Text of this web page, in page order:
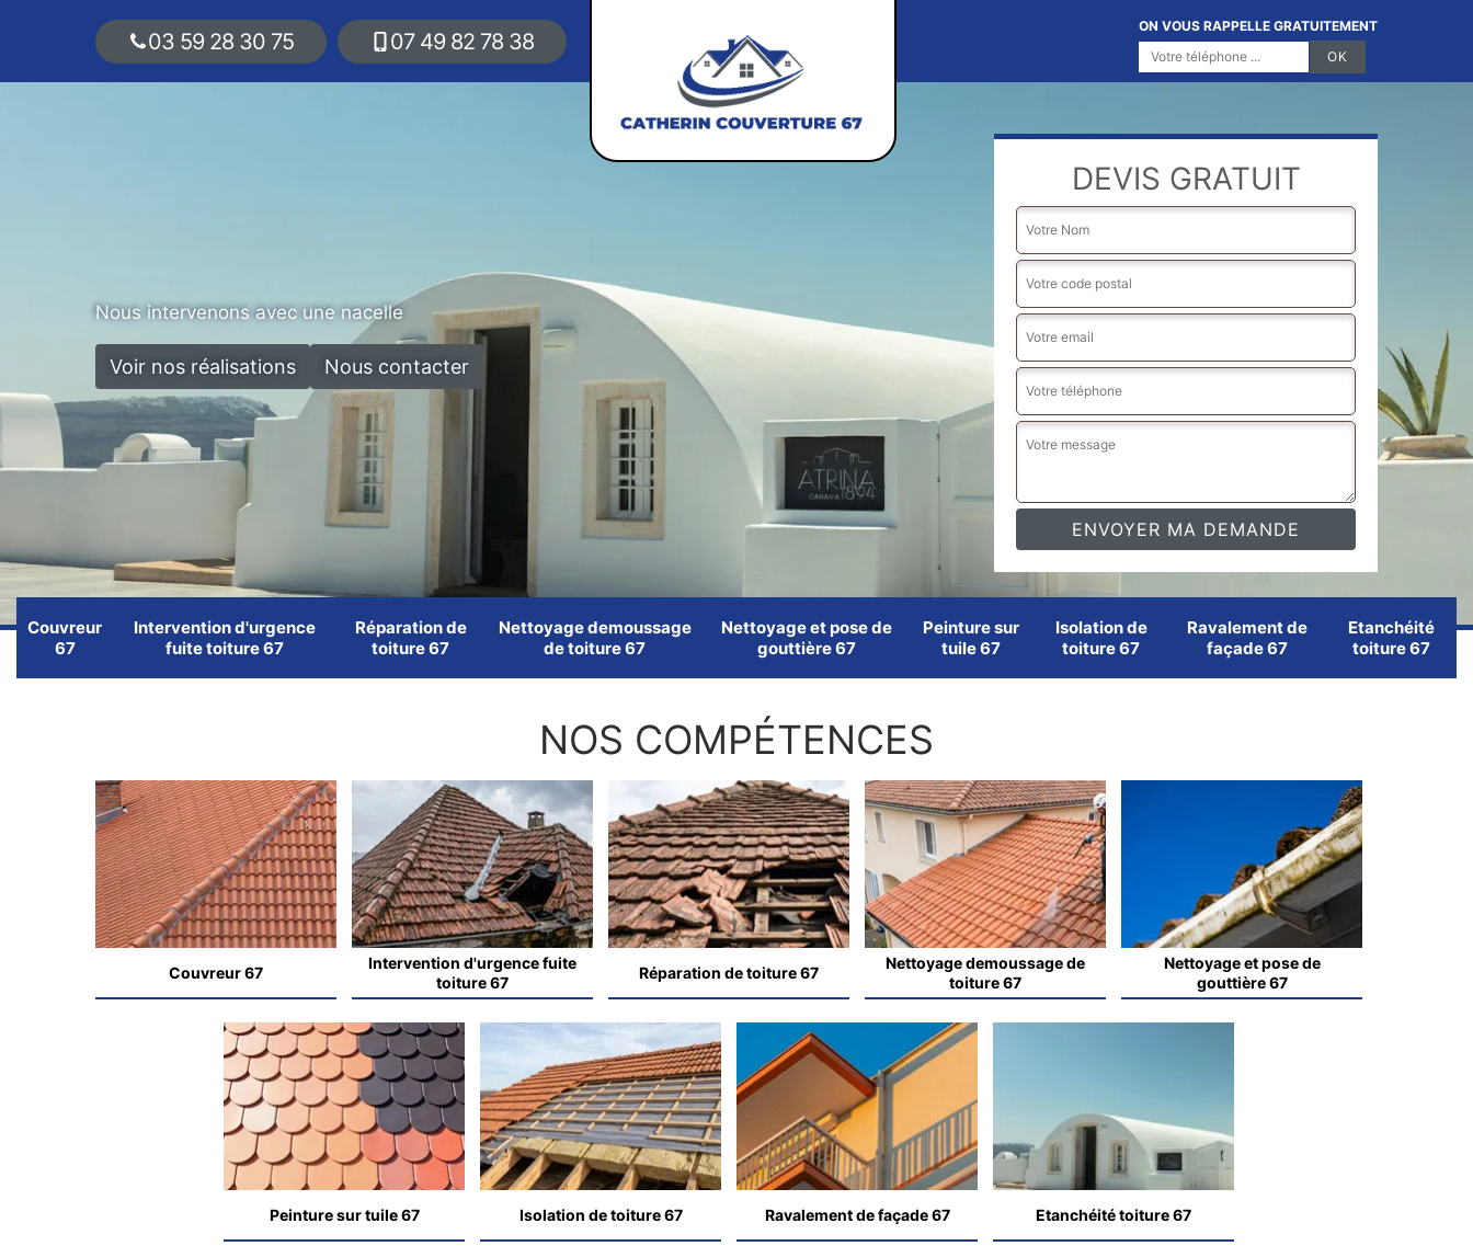
03 59 28 30 75 07 49 82 78 38
ON VOUS RAPPELLE GRATUITEMENT
Nous intervenons avec une nacelle
Voir nos réalisations Nous contacter
DEVIS GRATUIT
Couvreur
67
Intervention d'urgence
fuite toiture 67
Réparation de
toiture 67
Nettoyage demoussage
de toiture 67
Nettoyage et pose de
gouttière 67
Peinture sur
tuile 67
Isolation de
toiture 67
Ravalement de
façade 67
Etanchéité
toiture 67
NOS COMPÉTENCES
Couvreur 67
Intervention d'urgence fuite
toiture 67
Réparation de toiture 67
Nettoyage demoussage de
toiture 67
Nettoyage et pose de
gouttière 67
Peinture sur tuile 67 Isolation de toiture 67 Ravalement de façade 67 Etanchéité toiture 67